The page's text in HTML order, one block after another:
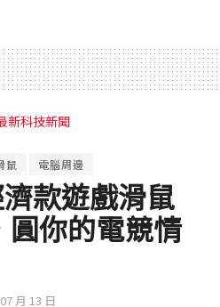
新科技新聞
鼠 電腦周邊
款遊戲滑鼠
圓你的電競情
月 13 日